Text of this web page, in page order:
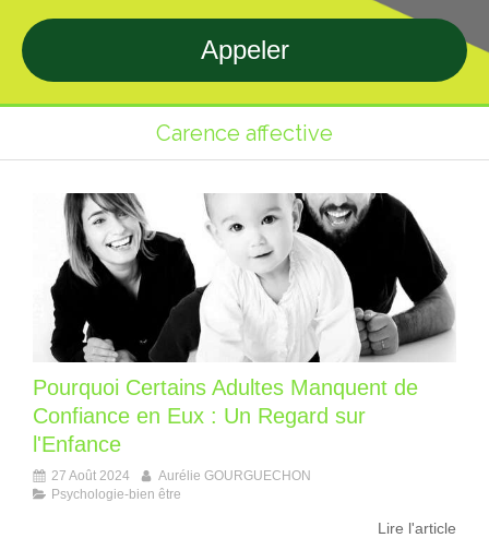
Appeler
Carence affective
Pourquoi Certains Adultes Manquent de
Confiance en Eux : Un Regard sur
l'Enfance
27 Août 2024
Aurélie GOURGUECHON
Psychologie-bien être
Lire l'article